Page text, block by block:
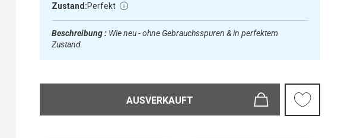
Zustand:Perfekt
Beschreibung : Wie neu - ohne Gebrauchsspuren & in perfektem
Zustand
AUSVERKAUFT